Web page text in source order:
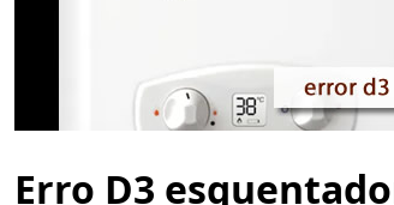
Erro D3